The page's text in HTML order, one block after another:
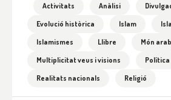
Activitats Anàlisi
Evolució històrica
Islam
Islamismes
Llibre
Món
Multiplicitat veus i visions
Política
Realitats nacionals
Religió